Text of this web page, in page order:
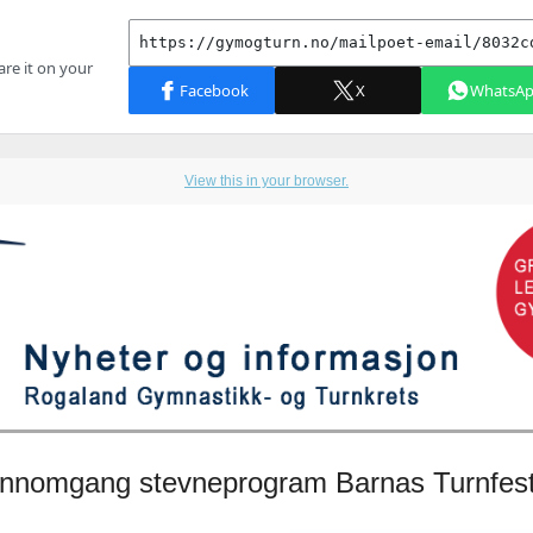
View this in your browser.
stevneprogram Barnas